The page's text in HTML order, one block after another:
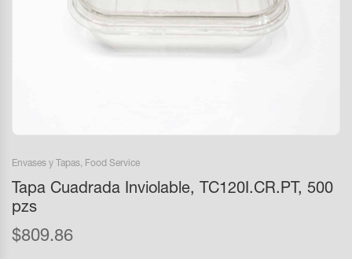
Envases y Tapas, Food Service
Tapa Cuadrada Inviolable, TC120I.CR.PT, 500
pzs
$809.86